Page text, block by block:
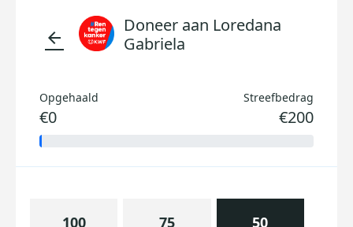
arrow_back
Doneer aan Loredana
Gabriela
Opgehaald
€0
Streefbedrag
€200
100 75 50